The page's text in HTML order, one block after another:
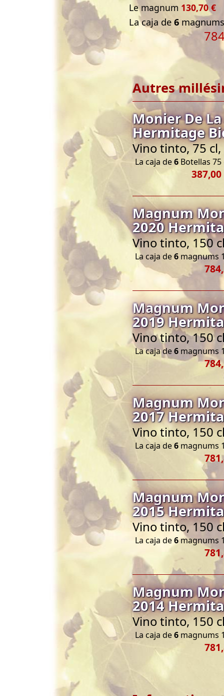
Le magnum 130,70 €
La caja de 6
Autres
Monier De
Hermitage
Vino tinto, 75
La caja de6 Botellas 75
387,00
Magnum
2020
Vino tinto, 150
La caja de6 magnums
Magnum
2019
Vino tinto, 150
La caja de6 magnums
Magnum
2017
Vino tinto, 150
La caja de6 magnums
Magnum
2015
Vino tinto, 150
La caja de6magnums
Magnum
2014
Vino tinto, 150
La caja de6 magnums